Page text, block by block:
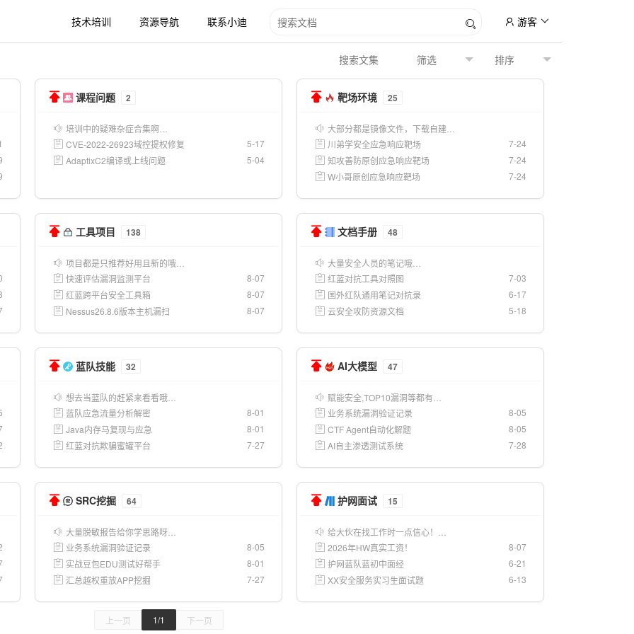
技术培训 资源导航 联系小迪 游客
课程问题 2
培训中的疑难杂症合集啊…
CVE-2022-26923域控提权修复
5-17
AdaptixC2编译或上线问题
5-04
靶场环境 25
大部分都是镜像文件，下载自建…
川弟学安全应急响应靶场
7-24
知攻善防原创应急响应靶场
7-24
W小哥原创应急响应靶场
7-24
工具项目 138
项目都是只推荐好用且新的哦…
快速评估漏洞监测平台
8-07
红蓝跨平台安全工具箱
8-07
Nessus26.8.6版本主机漏扫
8-07
文档手册 48
大量安全人员的笔记哦…
红蓝对抗工具对照图
7-03
国外红队通用笔记对抗录
6-17
云安全攻防资源文档
5-18
蓝队技能 32
想去当蓝队的赶紧来看看哦…
蓝队应急流量分析解密
8-01
Java内存马复现与应急
8-01
红蓝对抗欺骗蜜罐平台
7-27
AI大模型 47
赋能安全,TOP10漏洞等都有…
业务系统漏洞验证记录
8-05
CTF Agent自动化解题
8-05
AI自主渗透测试系统
7-28
SRC挖掘 64
大量脱敏报告给你学思路呀…
业务系统漏洞验证记录
8-05
实战豆包EDU测试好帮手
8-01
汇总越权重放APP挖掘
7-27
护网面试 15
给大伙在找工作时一点信心！…
2026年HW真实工资！
8-07
护网蓝队蓝初中面经
6-21
XX安全服务实习生面试题
6-13
上一页 1/1 下一页